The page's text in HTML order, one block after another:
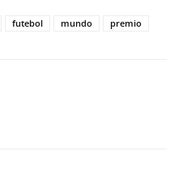
futebol mundo premio